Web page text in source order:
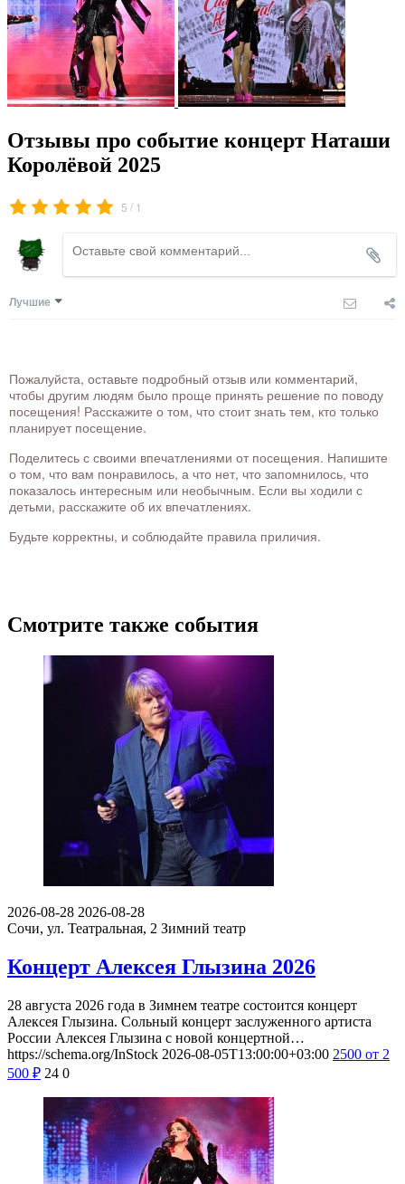
Отзывы про событие концерт Наташи
Королёвой 2025
5 / 1
Лучшие
Пожалуйста, оставьте подробный отзыв или комментарий,
чтобы другим людям было проще принять решение по поводу
посещения! Расскажите о том, что стоит знать тем, кто только
планирует посещение.
Поделитесь с своими впечатлениями от посещения. Напишите
о том, что вам понравилось, а что нет, что запомнилось, что
показалось интересным или необычным. Если вы ходили с
детьми, расскажите об их впечатлениях.
Будьте корректны, и соблюдайте правила приличия.
Смотрите также события
2026-08-28 2026-08-28
Сочи, ул. Театральная, 2 Зимний театр
Концерт Алексея Глызина 2026
28 августа 2026 года в Зимнем театре состоится концерт
Алексея Глызина. Сольный концерт заслуженного артиста
России Алексея Глызина с новой концертной…
https://schema.org/InStock 2026-08-05T13:00:00+03:00 2500 от 2
500 ₽ 24 0